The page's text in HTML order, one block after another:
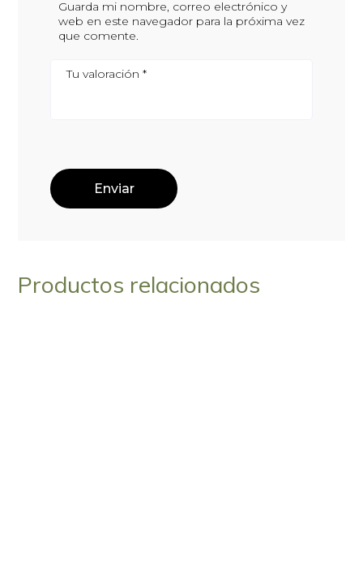
Tu valoración*
Guarda mi nombre, correo electrónico y
web en este navegador para la próxima vez
que comente.
Productos relacionados